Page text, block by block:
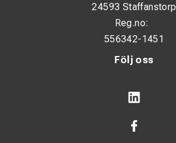
Följ oss
24593 Staffanstorp
Reg.no:
556342-1451